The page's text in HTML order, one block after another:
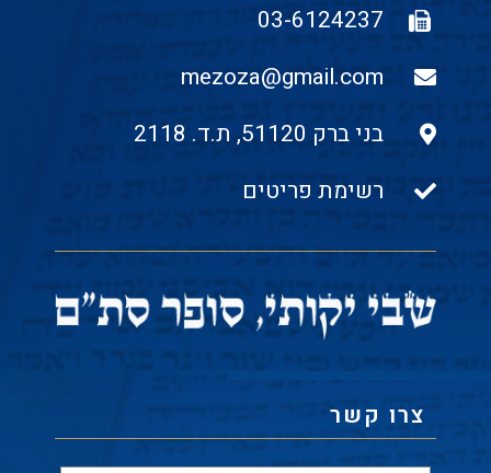
03-6124237
mezoza@gmail.com
בני ברק 51120, ת.ד. 2118
רשימת פריטים
צרו קשר